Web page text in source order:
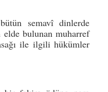
semavî dinlerde
elde bulunan muharref
ile ilgili hükümler